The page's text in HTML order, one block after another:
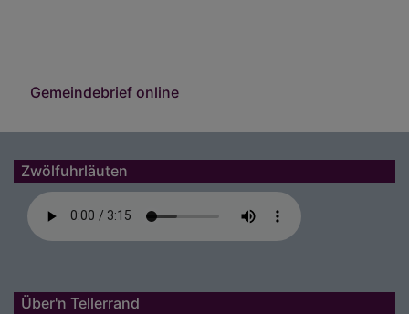
Gemeindebrief online
Zwölfuhrläuten
Über'n Tellerrand